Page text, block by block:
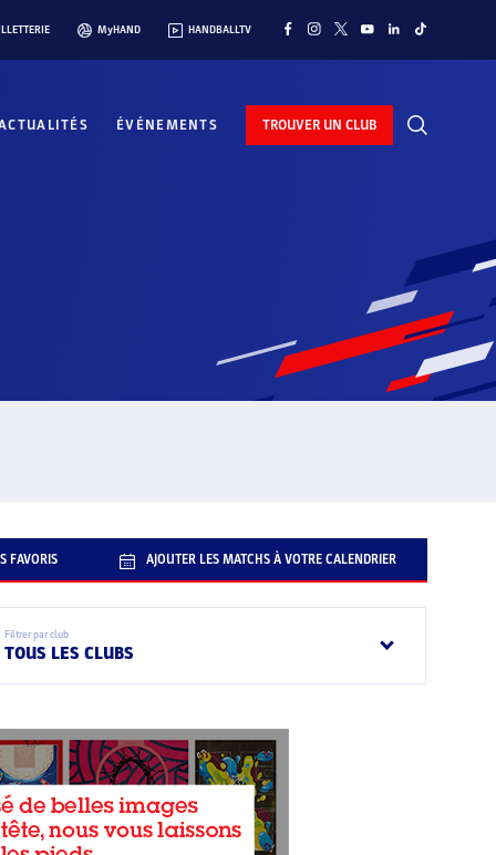
MyHAND HANDBALLTV
ÉVÉNEMENTS TROUVER UN CLUB
FAVORIS AJOUTER LES MATCHS À VOTRE CALENDRIER
Filtrer par club
TOUS LES CLUBS